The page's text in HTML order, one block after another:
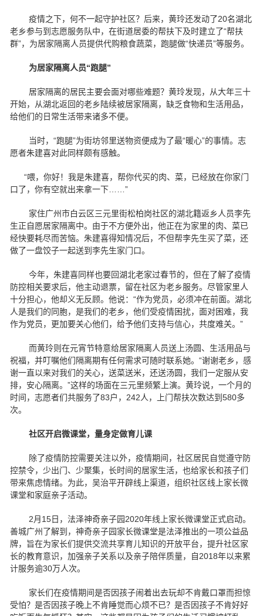
疫情之下，何不一起守护社区？后来，黄玲还发动了20名湖北
老乡参与到志愿服务队中，在街道居委的帮扶下及时建立了“帮扶
群”，为居家隔离人员提供代购粮食蔬菜，跑腿做“快递员”等服务。
为居家隔离人员“跑腿”
居家隔离的居民主要会面对哪些难题？黄玲发现，从大年三十
开始，从湖北返回的老乡陆续被居家隔离，缺乏食物和生活用品，
给他们的日常生活带来诸多不便。
当时，“跑腿”为街坊邻里送物资便成为了最“暖心”的事情。志
愿者朱建喜对此同样颇有感触。
“喂，你好！我是朱建喜，帮你代买的肉、菜，已经放在你家门
口了，你有空就出来拿一下……”
家住广州市白云区三元里街松柏岗社区的湖北籍返乡人员李先
生正自愿居家隔离中。由于不方便外出，他正在为家里的肉、菜已
经快要耗尽而苦恼。朱建喜得知情况后，不但帮李先生买了菜，还
做了一盘饺子一起送到李先生家门口。
今年，朱建喜同样也要回湖北老家过春节的，但在了解了疫情
防控相关要求后，他主动退票，留在社区为老乡服务。尽管家里人
十分担心，他却义无反顾。他说：“作为党员，必须冲在前面。湖北
人是我们的同胞，是我们的老乡，他们受疫情困扰，面对困难，我
作为党员，更加要关心他们，给予他们支持与信心，共度难关。”
而黄玲则在元宵节特意给居家隔离人员送上汤圆、生活用品与
祝福，并叮嘱他们隔离期有任何需求可随时联系她。“谢谢老乡，感
谢一直以来对我们的关心，送菜送米，还送汤圆，我们一定服从安
排，安心隔离。”这样的场面在三元里频繁上演。黄玲说，一个月的
时间，志愿者们共服务了83户，242人，上门帮扶次数达到580多
次。
社区开启微课堂，量身定做育儿课
除了疫情防控需要关注以外，疫情期间，社区居民自觉遵守防
控禁令，少出门、少聚集，长时间的居家生活，也给家长和孩子们
带来焦虑情绪。为此，吴治平开辟线上渠道，组织社区线上家长微
课堂和家庭亲子活动。
2月15日，法泽神奇亲子园2020年线上家长微课堂正式启动。
善城广州了解到，神奇亲子园家长微课堂是法泽推出的一项公益品
牌，旨在为家长们提供交流共享育儿知识的开放平台，提升社区家
长的教育意识，加强亲子关系以及亲子陪伴质量，自2018年以来累
计服务逾30万人次。
家长们在疫情期间是否因孩子闹着出去玩却不肯戴口罩而担惊
受怕？是否因孩子晚上不肯睡觉而心烦不已？是否因孩子不肯好好